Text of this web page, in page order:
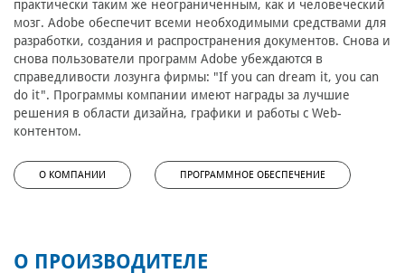
практически таким же неограниченным, как и человеческий
мозг. Adobe обеспечит всеми необходимыми средствами для
разработки, создания и распространения документов. Снова и
снова пользователи программ Adobe убеждаются в
справедливости лозунга фирмы: "If you can dream it, you can
do it". Программы компании имеют награды за лучшие
решения в области дизайна, графики и работы с Web-
контентом.
О КОМПАНИИ ПРОГРАММНОЕ ОБЕСПЕЧЕНИЕ
О ПРОИЗВОДИТЕЛЕ